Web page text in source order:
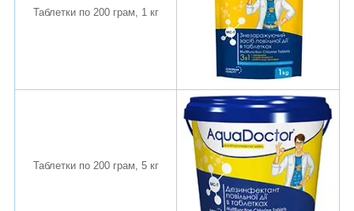
Таблетки по 200 грам, 1 кг
Таблетки по 200 грам, 5 кг